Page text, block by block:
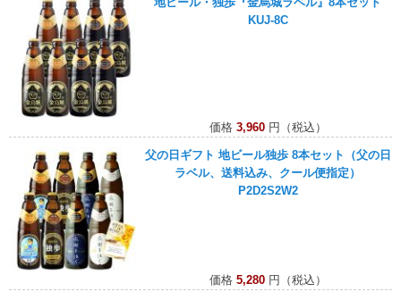
KUJ-8C
価格 3,960円（税込）
父の日ギフト 地ビール独歩 8本セット（父の日
ラベル、送料込み、クール便指定）
P2D2S2W2
価格 5,280円（税込）